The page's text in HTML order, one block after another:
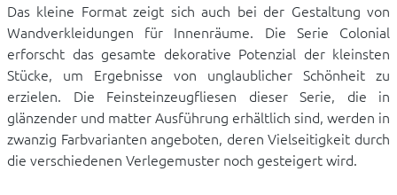
Das kleine Format zeigt sich auch bei der Gestaltung von
Wandverkleidungen für Innenräume. Die Serie Colonial
erforscht das gesamte dekorative Potenzial der kleinsten
Stücke, um Ergebnisse von unglaublicher Schönheit zu
erzielen. Die Feinsteinzeugfliesen dieser Serie, die in
glänzender und matter Ausführung erhältlich sind, werden in
zwanzig Farbvarianten angeboten, deren Vielseitigkeit durch
die verschiedenen Verlegemuster noch gesteigert wird.